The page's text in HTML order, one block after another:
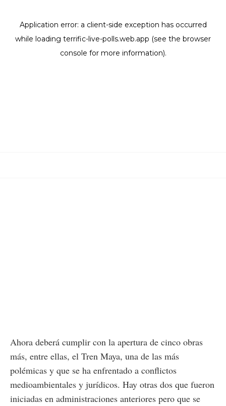
Ahora deberá cumplir con la apertura de cinco obras
más, entre ellas, el Tren Maya, una de las más
polémicas y que se ha enfrentado a conflictos
medioambientales y jurídicos. Hay otras dos que fueron
iniciadas en administraciones anteriores pero que se